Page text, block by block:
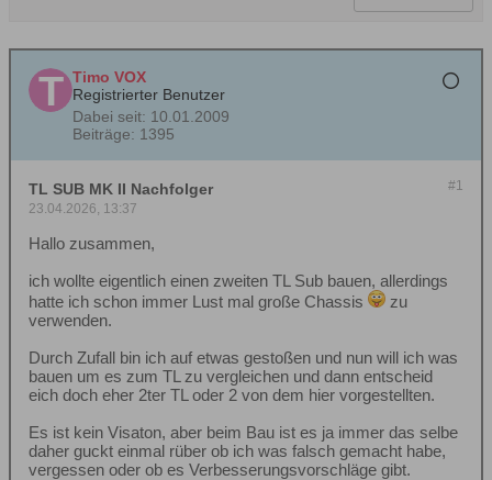
Timo VOX
Registrierter Benutzer
Dabei seit: 10.01.2009
Beiträge: 1395
#1
TL SUB MK II Nachfolger
23.04.2026, 13:37
Hallo zusammen,
ich wollte eigentlich einen zweiten TL Sub bauen, allerdings
hatte ich schon immer Lust mal große Chassis
zu
verwenden.
Durch Zufall bin ich auf etwas gestoßen und nun will ich was
bauen um es zum TL zu vergleichen und dann entscheid
eich doch eher 2ter TL oder 2 von dem hier vorgestellten.
Es ist kein Visaton, aber beim Bau ist es ja immer das selbe
daher guckt einmal rüber ob ich was falsch gemacht habe,
vergessen oder ob es Verbesserungsvorschläge gibt.